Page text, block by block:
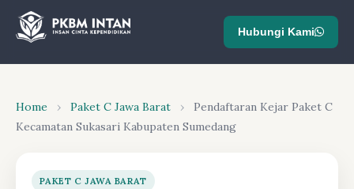
Hubungi Kami
Home › Paket C Jawa Barat ›
Pendaftaran Kejar Paket C
Kecamatan Sukasari Kabupaten Sumedang
PAKET C JAWA BARAT